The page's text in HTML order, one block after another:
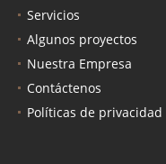
Servicios
Algunos proyectos
Nuestra Empresa
Contáctenos
Políticas de privacidad